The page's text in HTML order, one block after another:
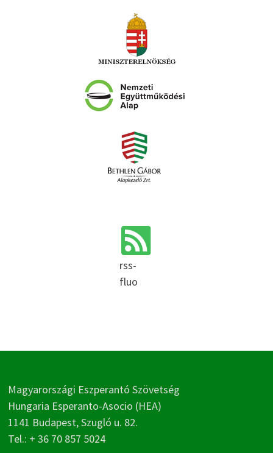
rss-
fluo
Magyarországi Eszperantó Szövetség
Hungaria Esperanto-Asocio (HEA)
1141 Budapest, Szugló u. 82.
Tel.: + 36 70 857 5024